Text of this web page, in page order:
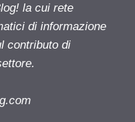
la cui rete
di informazione
contributo di